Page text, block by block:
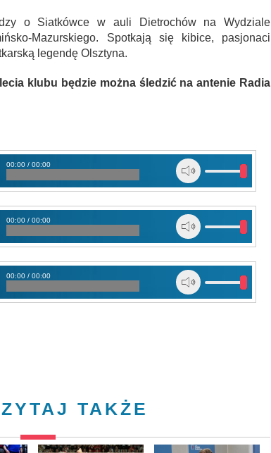
o Siatkówce w auli Dietrochów na Wydziale
Mazurskiego. Spotkają się kibice, pasjonaci
legendę Olsztyna.
klubu będzie można śledzić na antenie Radia
00:00 / 00:00
00:00 / 00:00
00:00 / 00:00
TAKŻE